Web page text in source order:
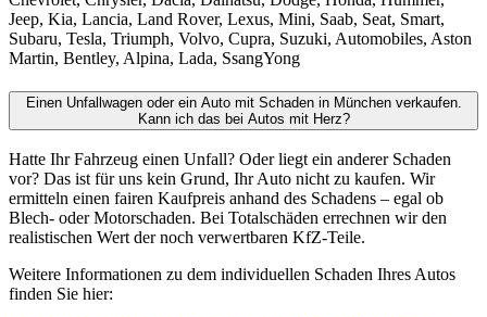
Jeep, Kia, Lancia, Land Rover, Lexus, Mini, Saab, Seat, Smart,
Subaru, Tesla, Triumph, Volvo, Cupra, Suzuki, Automobiles, Aston
Martin, Bentley, Alpina, Lada, SsangYong
Einen Unfallwagen oder ein Auto mit Schaden in München verkaufen.
Kann ich das bei Autos mit Herz?
Hatte Ihr Fahrzeug einen Unfall? Oder liegt ein anderer Schaden
vor? Das ist für uns kein Grund, Ihr Auto nicht zu kaufen. Wir
ermitteln einen fairen Kaufpreis anhand des Schadens – egal ob
Blech- oder Motorschaden. Bei Totalschäden errechnen wir den
realistischen Wert der noch verwertbaren KfZ-Teile.
Weitere Informationen zu dem individuellen Schaden Ihres Autos
finden Sie hier: